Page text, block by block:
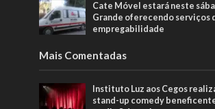
Cate Móvel estará neste
Grande oferecendo serviços
empregabilidade
Mais Comentadas
Instituto Luz aos Cegos
stand-up comedy